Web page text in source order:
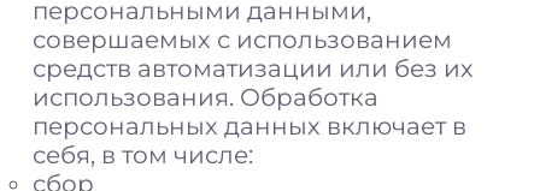
персональными данными,
совершаемых с использованием
средств автоматизации или без их
использования. Обработка
персональных данных включает в
себя, в том числе:
сбор